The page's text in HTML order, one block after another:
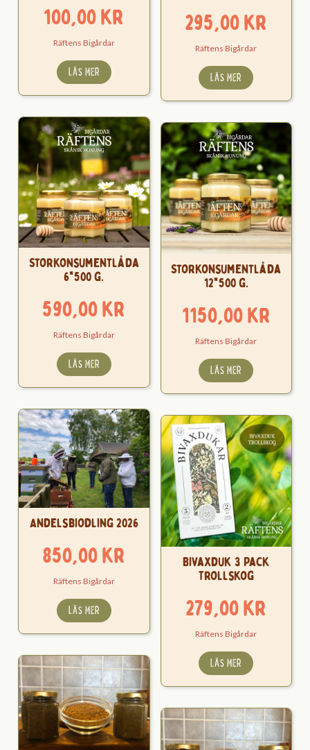
100,00kr
Räftens Bigårdar
LÄS MER
295,00kr
Räftens Bigårdar
LÄS MER
Storkonsumentlåda
6*500 g.
590,00kr
Räftens Bigårdar
LÄS MER
Storkonsumentlåda
12*500 g.
1150,00kr
Räftens Bigårdar
LÄS MER
Andelsbiodling 2026
850,00kr
Räftens Bigårdar
LÄS MER
Bivaxduk 3 Pack
Trollskog
279,00kr
Räftens Bigårdar
LÄS MER